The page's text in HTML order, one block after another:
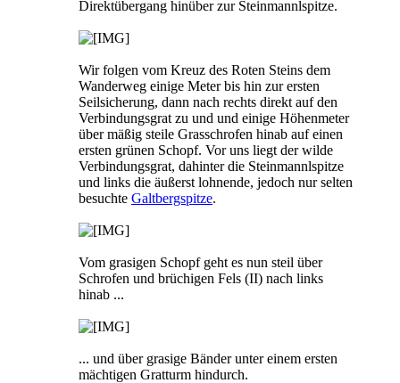
Direktübergang hinüber zur Steinmannlspitze.
Wir folgen vom Kreuz des Roten Steins dem
Wanderweg einige Meter bis hin zur ersten
Seilsicherung, dann nach rechts direkt auf den
Verbindungsgrat zu und und einige Höhenmeter
über mäßig steile Grasschrofen hinab auf einen
ersten grünen Schopf. Vor uns liegt der wilde
Verbindungsgrat, dahinter die Steinmannlspitze
und links die äußerst lohnende, jedoch nur selten
besuchte Galtbergspitze.
Vom grasigen Schopf geht es nun steil über
Schrofen und brüchigen Fels (II) nach links
hinab ...
... und über grasige Bänder unter einem ersten
mächtigen Gratturm hindurch.